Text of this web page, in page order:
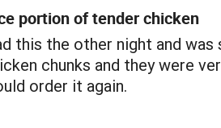
portion of tender chicken
this the other night and
chunks and they were
order it again.